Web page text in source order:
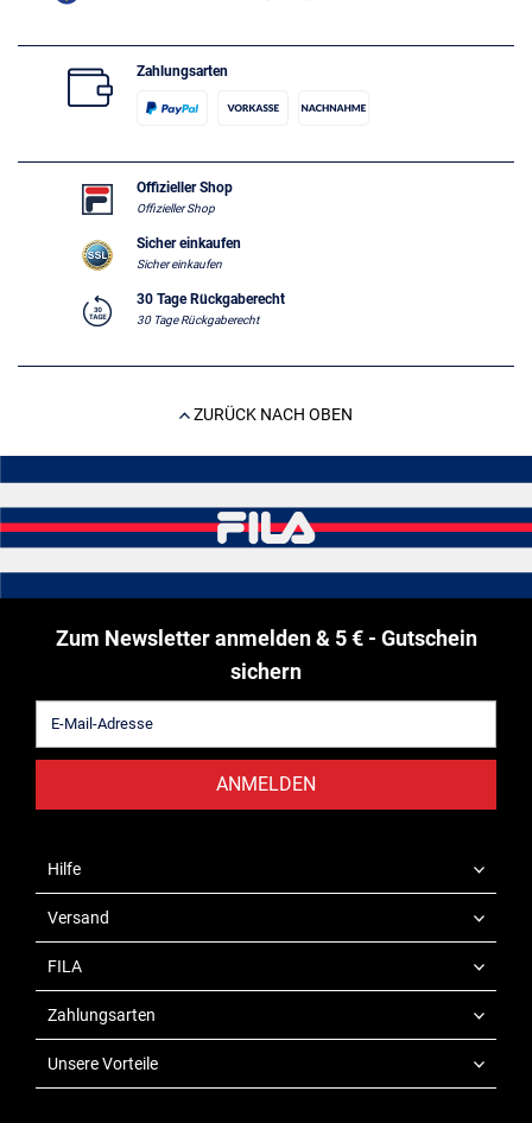
Zahlungsarten
Offizieller Shop
Offizieller Shop
Sicher einkaufen
Sicher einkaufen
30 Tage Rückgaberecht
30 Tage Rückgaberecht
ZURÜCK NACH OBEN
Zum Newsletter anmelden & 5 € - Gutschein
sichern
ANMELDEN
Hilfe
Versand
FILA
Zahlungsarten
Unsere Vorteile